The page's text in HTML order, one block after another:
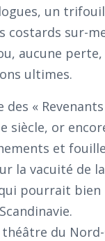
un
costards sur-
aucune
ultimes.
des «
siècle, or
et
la vacuité de
pourrait bien
du